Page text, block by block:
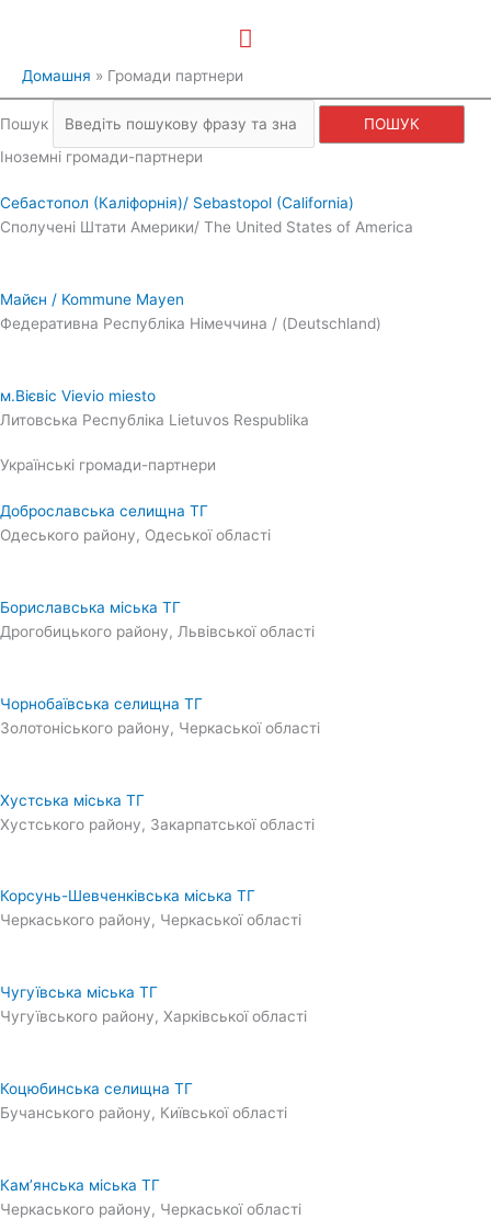
Головне
меню
Домашня Громади партнери
Пошук
ПОШУК
Іноземні громади-партнери
Себастопол (Каліфорнія)/ Sebastopol (California)
Сполучені Штати Америки/ The United States of America
Майєн / Kommune Mayen
Федеративна Республіка Німеччина / (Deutschland)
м.Вієвіс Vievio miesto
Литовська Республіка Lietuvos Respublika
Українські громади-партнери
Доброславська селищна ТГ
Одеського району, Одеської області
Бориславська міська ТГ
Дрогобицького району, Львівської області
Чорнобаївська селищна ТГ
Золотоніського району, Черкаської області
Хустська міська ТГ
Хустського району, Закарпатської області
Корсунь-Шевченківська міська ТГ
Черкаського району, Черкаської області
Чугуївська міська ТГ
Чугуївського району, Харківської області
Коцюбинська селищна ТГ
Бучанського району, Київської області
Кам’янська міська ТГ
Черкаського району, Черкаської області